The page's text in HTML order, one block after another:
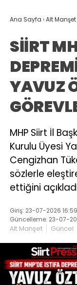
Ana Sayfa ›Alt Manşet
SİİRT
YAVUZ
MHP Siirt İl
Kurulu Üyesi
Cengizhan
sözlerle
ettiğini
Giriş: 23-07-2026 16:59
Güncelleme: 23-07-
Alt Manşet Güncel